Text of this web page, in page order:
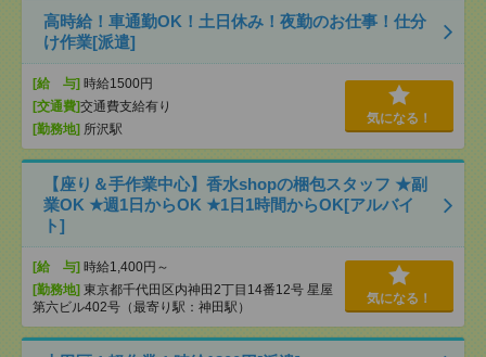
高時給！車通勤OK！土日休み！夜勤のお仕事！仕分
け作業[派遣]
[給 与] 時給1500円
[交通費]交通費支給有り
[勤務地] 所沢駅
気になる！
【座り＆手作業中心】香水shopの梱包スタッフ ★副
業OK ★週1日からOK ★1日1時間からOK[アルバイ
ト]
[給 与] 時給1,400円～
[勤務地] 東京都千代田区内神田2丁目14番12号 星屋
第六ビル402号（最寄り駅：神田駅）
気になる！